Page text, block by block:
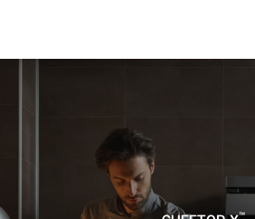
zdrojů.
6 full loads of roast
chickens
6 full loads cooking with
steam
™